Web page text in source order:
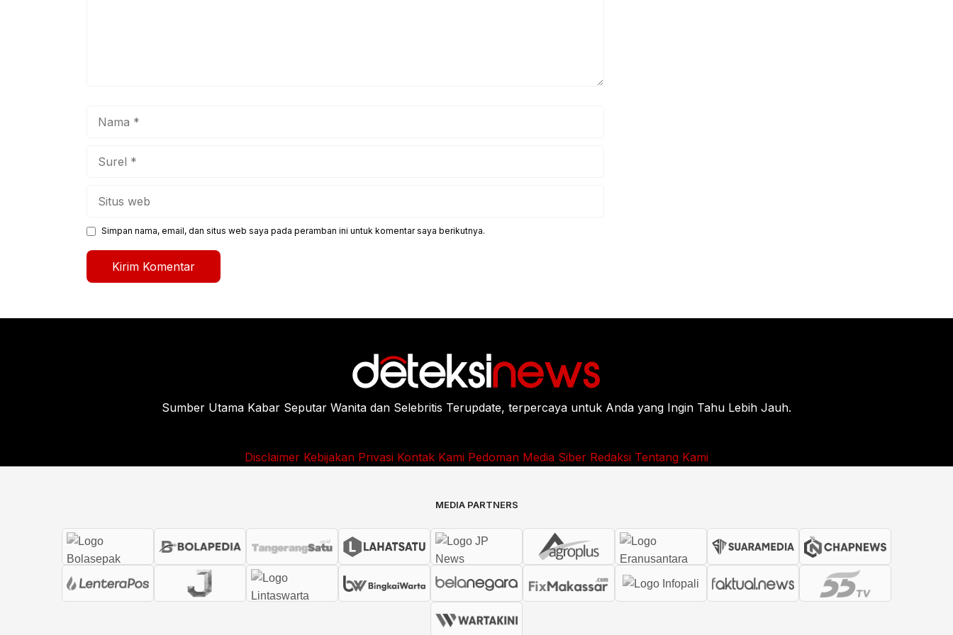
Simpan nama, email, dan situs web saya pada peramban ini untuk komentar saya berikutnya.
Sumber Utama Kabar Seputar Wanita dan Selebritis Terupdate, terpercaya untuk Anda yang Ingin Tahu Lebih Jauh.
Disclaimer Kebijakan Privasi Kontak Kami Pedoman Media Siber Redaksi Tentang Kami
MEDIA PARTNERS